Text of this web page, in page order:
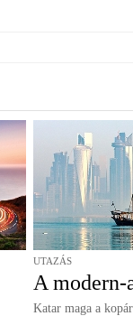
UTAZÁS
A
Katar maga a